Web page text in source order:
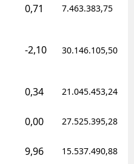
0,71 7.463.383,75
-2,10 30.146.105,50
0,34 21.045.453,24
0,00 27.525.395,28
9,96 15.537.490,88